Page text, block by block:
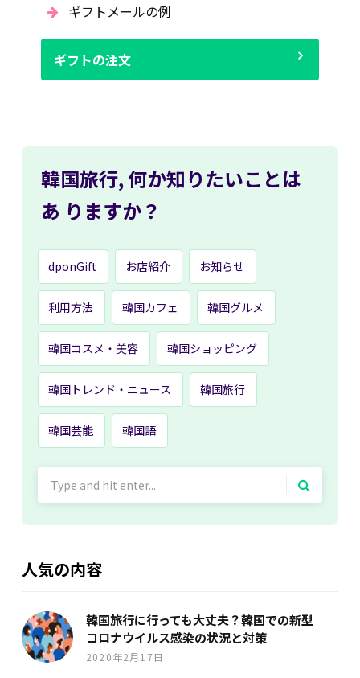
ギフトメールの例
ギフトの注文
韓国旅行, 何か知りたいことは
あ りますか？
dponGift お店紹介 お知らせ
利用方法 韓国カフェ 韓国グルメ
韓国コスメ・美容 韓国ショッピング
韓国トレンド・ニュース 韓国旅行
韓国芸能 韓国語
人気の内容
韓国旅行に行っても大丈夫？韓国での新型
コロナウイルス感染の状況と対策
2020年2月17日